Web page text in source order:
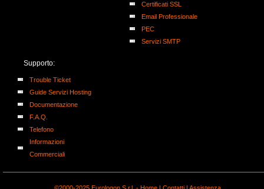
Certificati SSL
Email Professionale
PEC
Servizi SMTP
Supporto:
Trouble Ticket
Guide Servizi Hosting
Documentazione
F.A.Q.
Telefono
Informazioni
Commerciali